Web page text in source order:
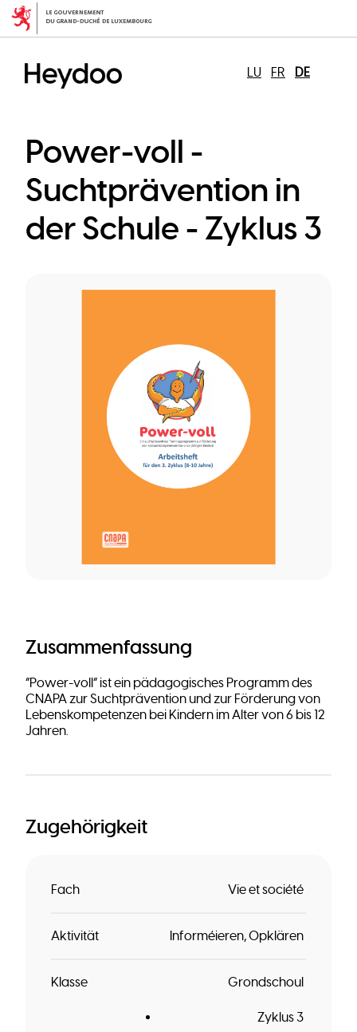
Direkt
zum
LU
FR DE
Power-voll -
Suchtprävention in
der Schule - Zyklus 3
Zusammenfassung
“Power-voll” ist ein pädagogisches Programm des
CNAPA zur Suchtprävention und zur Förderung von
Lebenskompetenzen bei Kindern im Alter von 6 bis 12
Jahren.
Zugehörigkeit
Fach Vie et société
Aktivität Informéieren Opklären
Klasse Grondschoul
Zyklus 3